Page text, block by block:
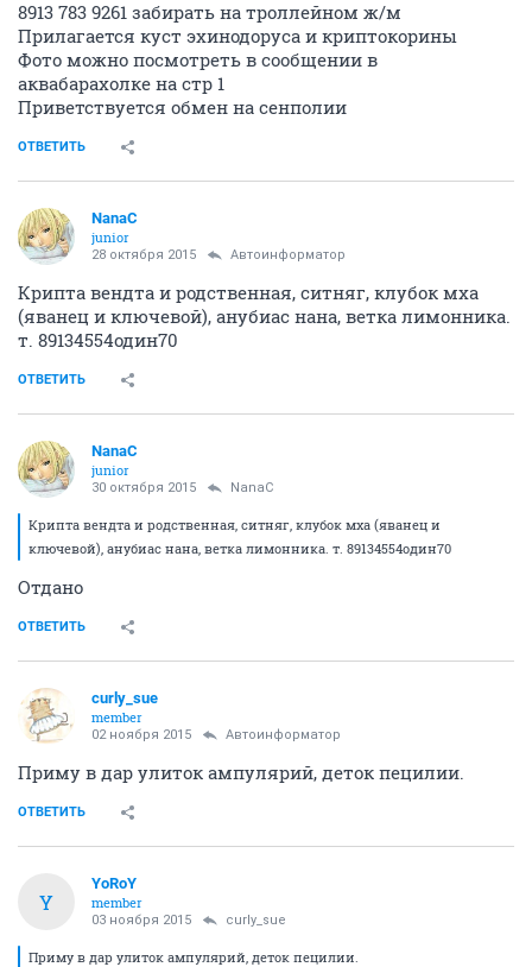
8913 783 9261 забирать на троллейном ж/м
Прилагается куст эхинодоруса и криптокорины
Фото можно посмотреть в сообщении в
аквабарахолке на стр 1
Приветствуется обмен на сенполии
ОТВЕТИТЬ
NanaC
junior
28 октября 2015 Автоинформатор
Крипта вендта и родственная, ситняг, клубок мха
(яванец и ключевой), анубиас нана, ветка лимонника.
т. 89134554один70
ОТВЕТИТЬ
NanaC
junior
30 октября 2015 NanaC
Крипта вендта и родственная, ситняг, клубок мха (яванец и
ключевой), анубиас нана, ветка лимонника. т. 89134554один70
Отдано
ОТВЕТИТЬ
curly_sue
member
02 ноября 2015 Автоинформатор
Приму в дар улиток ампулярий, деток пецилии.
ОТВЕТИТЬ
Y
YoRoY
member
03 ноября 2015 curly_sue
Приму в дар улиток ампулярий, деток пецилии.